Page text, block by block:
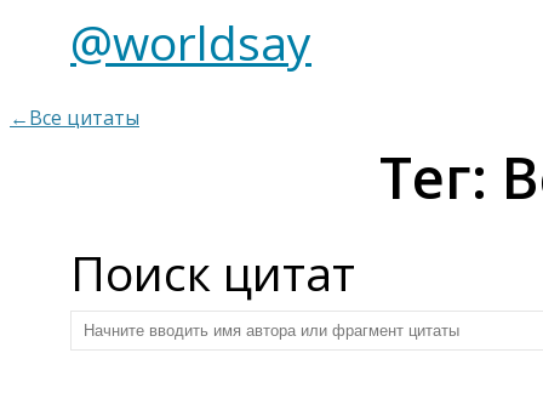
@worldsay
←Все цитаты
Тег:
Поиск цитат